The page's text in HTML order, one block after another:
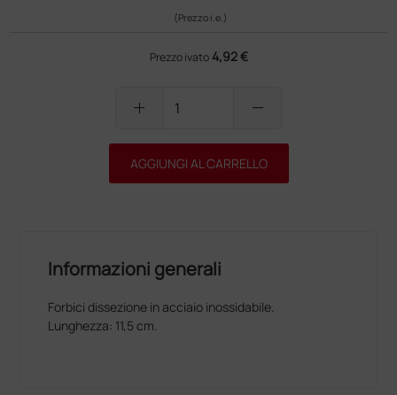
(Prezzo i.e.)
Prezzo ivato 4,92 €
add remove
AGGIUNGI AL CARRELLO
Informazioni generali
Forbici dissezione in acciaio inossidabile.
Lunghezza: 11,5 cm.